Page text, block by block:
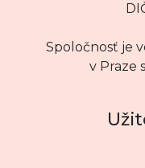
Spoločnosť je
v Praze